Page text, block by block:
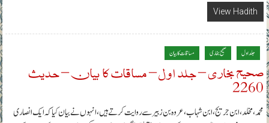
View Hadith
جلد اول صحیح بخاری مساقات کا بیان
صحیح بخاری – جلد اول – مساقات کا بیان – حدیث
2260
محمد، مخلد، ابن جریج، ابن شہاب، عروہ بن زبیر سے روایت کرتے ہیں، انہوں نے بیان کیا کہ ایک انصاری